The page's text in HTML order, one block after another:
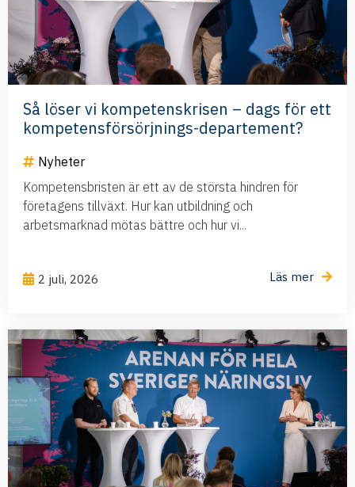
Så löser vi kompetenskrisen – dags för ett
kompetensförsörjnings-departement?
Nyheter
Kompetensbristen är ett av de största hindren för
företagens tillväxt. Hur kan utbildning och
arbetsmarknad mötas bättre och hur vi...
2 juli, 2026 Läs mer